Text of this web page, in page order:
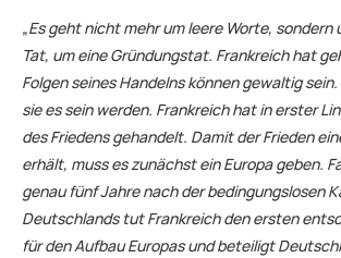
„Es geht nicht mehr um leere Worte, sondern
Tat, um eine Gründungstat. Frankreich hat
Folgen seines Handelns können gewaltig
sie es sein werden. Frankreich hat in erster
des Friedens gehandelt. Damit der Frieden
erhält, muss es zunächst ein Europa geben.
genau fünf Jahre nach der bedingungslosen
Deutschlands tut Frankreich den ersten
für den Aufbau Europas und beteiligt